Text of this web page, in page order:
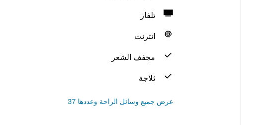
تلفاز
انترنت
مجفف الشعر
ثلاجة
عرض جميع وسائل الراحة وعددها 37